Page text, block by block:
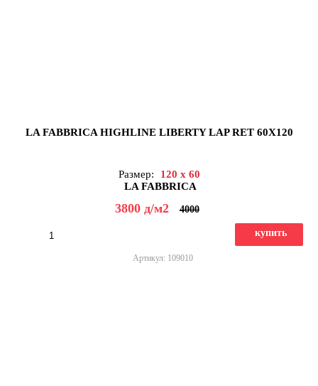
LA FABBRICA HIGHLINE LIBERTY LAP RET 60X120
Размер:
120 x 60
LA FABBRICA
3800 д/м2 4000
купить
Артикул: 109010